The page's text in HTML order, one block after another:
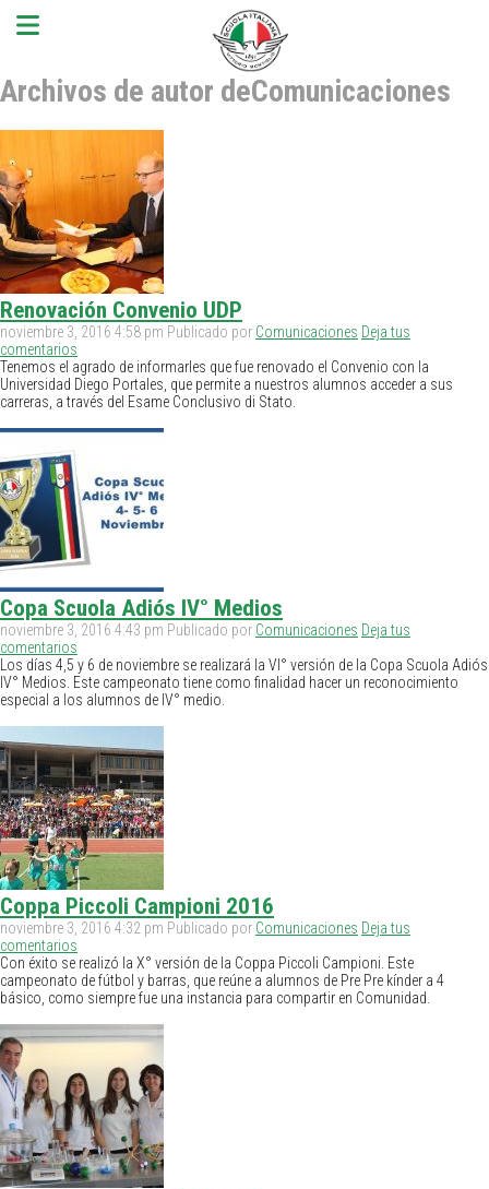
Archivos de autor deComunicaciones
Renovación Convenio UDP
noviembre 3, 2016 4:58 pm Publicado por Comunicaciones Deja tus
comentarios
Tenemos el agrado de informarles que fue renovado el Convenio con la
Universidad Diego Portales, que permite a nuestros alumnos acceder a sus
carreras, a través del Esame Conclusivo di Stato.
Copa Scuola Adiós IV° Medios
noviembre 3, 2016 4:43 pm Publicado por Comunicaciones Deja tus
comentarios
Los días 4,5 y 6 de noviembre se realizará la VI° versión de la Copa Scuola Adiós
IV° Medios. Este campeonato tiene como finalidad hacer un reconocimiento
especial a los alumnos de IV° medio.
Coppa Piccoli Campioni 2016
noviembre 3, 2016 4:32 pm Publicado por Comunicaciones Deja tus
comentarios
Con éxito se realizó la X° versión de la Coppa Piccoli Campioni. Este
campeonato de fútbol y barras, que reúne a alumnos de Pre Pre kínder a 4
básico, como siempre fue una instancia para compartir en Comunidad.